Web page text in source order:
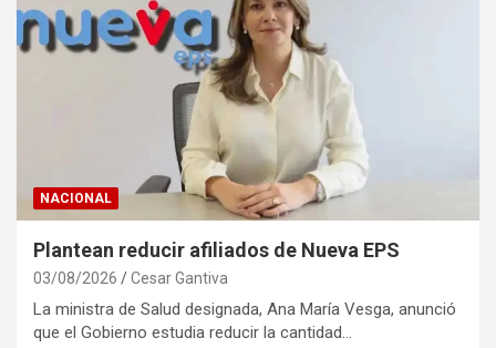
NACIONAL
Plantean reducir afiliados de Nueva EPS
03/08/2026 Cesar Gantiva
La ministra de Salud designada, Ana María Vesga, anunció
que el Gobierno estudia reducir la cantidad…